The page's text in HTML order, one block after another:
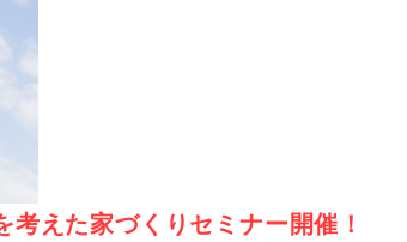
えた家づくりセミナー開催！